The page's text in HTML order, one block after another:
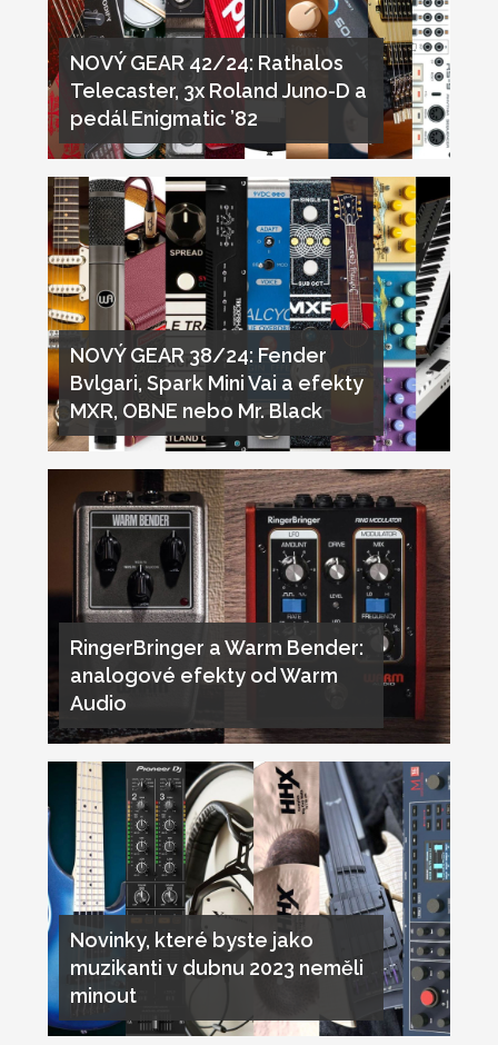
NOVÝ GEAR 42/24: Rathalos
Telecaster, 3x Roland Juno-D a
pedál Enigmatic ’82
NOVÝ GEAR 38/24: Fender
Bvlgari, Spark Mini Vai a efekty
MXR, OBNE nebo Mr. Black
RingerBringer a Warm Bender:
analogové efekty od Warm
Audio
Novinky, které byste jako
muzikanti v dubnu 2023 neměli
minout